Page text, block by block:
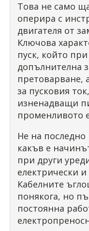
Това не само
оперира с
двигателя от
Ключова
пуск, който
допълнителна
претоварване,
за пусковия
изненадващи
променливото
Не на
какъв е
при други
електрически
Кабелните
понякога, но
постоянна